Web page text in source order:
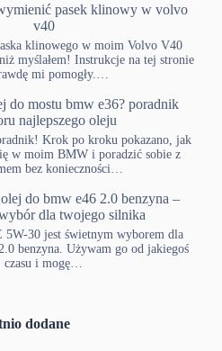
pasek klinowy w volvo
v40
klinowego w moim Volvo V40
niż myślałem! Instrukcje na tej stronie
mi pomogły.…
do mostu bmw e36? poradnik
najlepszego oleju
Krok po kroku pokazano, jak
w moim BMW i poradzić sobie z
bez konieczności…
do bmw e46 2.0 benzyna –
dla twojego silnika
5W-30 jest świetnym wyborem dla
benzyna. Używam go od jakiegoś
czasu i mogę…
dodane